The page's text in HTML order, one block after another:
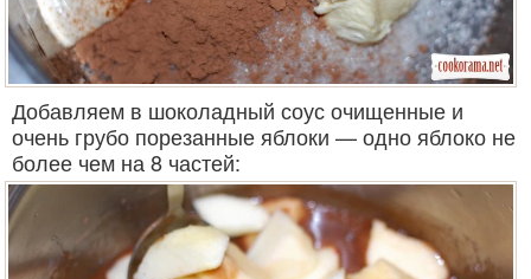
Добавляем в шоколадный соус очищенные и
очень грубо порезанные яблоки — одно яблоко не
более чем на 8 частей: